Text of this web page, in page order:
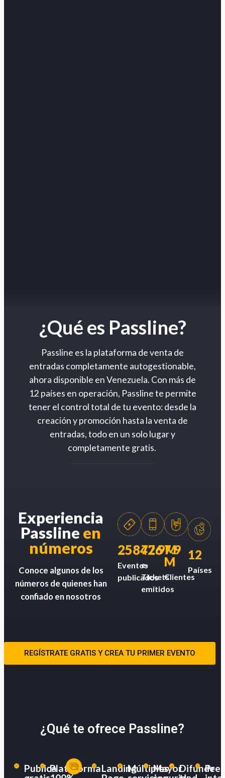
¿Qué es Passline?
Passline es la plataforma de venta de
entradas completamente autogestionable,
ahora disponible en Venezuela. Con más de
12 países en operación, Passline te permite
tener el control total de tu evento: desde la
creación y promoción hasta la venta de
entradas, todo en un solo lugar y
completamente gratis.
Experiencia
Passline en
números
Conoce algunos de los
números de quienes han
confiado en nosotros
258426
Eventos
publicados
77.9M
e-
Tickets
emitidos
7.9
M
Clientes
12
Países
REGÍSTRATE GRATIS Y CREA TU PRIMER EVENTO
¿Qué te ofrece Passline?
PublicaPlataformaLandingMúltiplesMayorDifunde